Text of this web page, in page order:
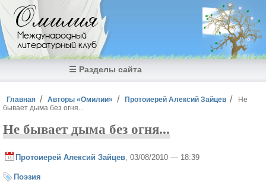
Перейти к основному содержанию
Омилия
Международный
литературный клуб
☰ Разделы сайта
Вы здесь
Главная Авторы «Омилии» Протоиерей Алексий Зайцев
Не
бывает дыма без огня...
Не бывает дыма без огня...
Протоиерей Алексий Зайцев , 03/08/2010 — 18:39
Поэзия